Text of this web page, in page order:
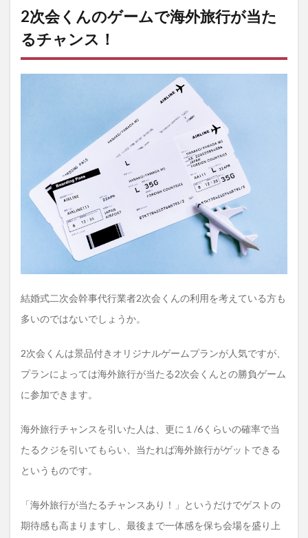
んの
ゲー
ムで
海外
旅行
が当
外旅
行
GET
挑戦
ゲー
ム」
1.2
実際
た人
海外
ＧＥ
ーム
付き
プラ
する
ッ
2次会くんのゲームで海外旅行が当た
るチャンス！
結婚式二次会幹事代行業者2次会くんの利用を考えている方も
多いのではないでしょうか。
2次会くんは景品付きオリジナルゲームプランが人気ですが、
プランによっては海外旅行が当たる2次会くんとの勝負ゲーム
に参加できます。
海外旅行チャンスを引いた人は、更に１/6くらいの確率で当
たるクジを引いてもらい、当たれば海外旅行がゲットできる
というものです。
「海外旅行が当たるチャンスあり！」というだけでゲストの
期待感も高まりますし、最後まで一体感を保ち会場を盛り上